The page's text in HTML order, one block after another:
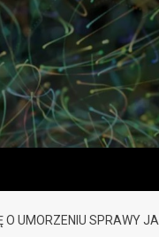
O UMORZENIU SPRAWY